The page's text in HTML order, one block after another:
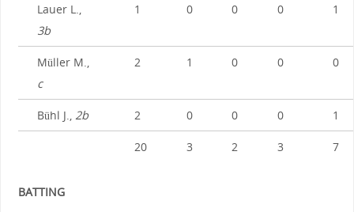
Lauer L.,
3b
1 0 0 0 1
Müller M.,
c
2 1 0 0 0
Bühl J., 2b 2 0 0 0 1
20 3 2 3 7
BATTING